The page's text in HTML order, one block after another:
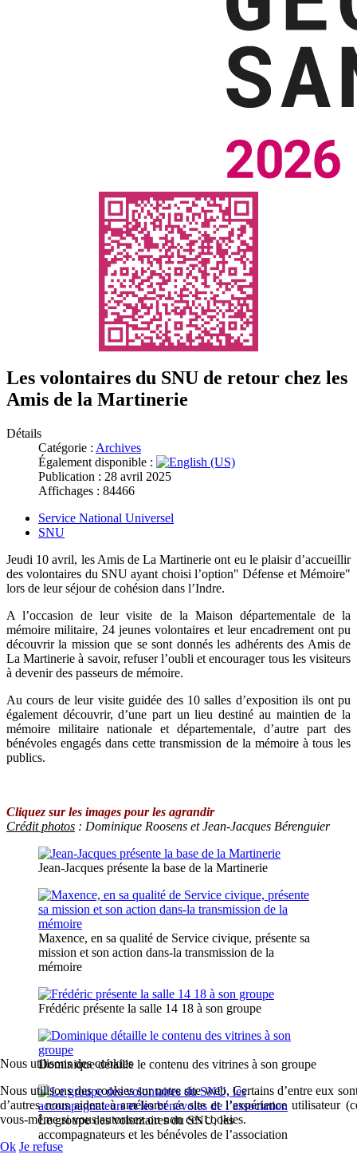
Les volontaires du SNU de retour chez les
Amis de la Martinerie
Détails
Catégorie : Archives
Également disponible :
Publication : 28 avril 2025
Affichages : 84466
Service National Universel
SNU
Jeudi 10 avril, les Amis de La Martinerie ont eu le plaisir d’accueillir
des volontaires du SNU ayant choisi l’option" Défense et Mémoire"
lors de leur séjour de cohésion dans l’Indre.
A l’occasion de leur visite de la Maison départementale de la
mémoire militaire, 24 jeunes volontaires et leur encadrement ont pu
découvrir la mission que se sont donnés les adhérents des Amis de
La Martinerie à savoir, refuser l’oubli et encourager tous les visiteurs
à devenir des passeurs de mémoire.
Au cours de leur visite guidée des 10 salles d’exposition ils ont pu
également découvrir, d’une part un lieu destiné au maintien de la
mémoire militaire nationale et départementale, d’autre part des
bénévoles engagés dans cette transmission de la mémoire à tous les
publics.
Cliquez sur les images pour les agrandir
Crédit photos : Dominique Roosens et Jean-Jacques Bérenguier
Jean-Jacques présente la base de la Martinerie
Maxence, en sa qualité de Service civique, présente sa
mission et son action dans-la transmission de la
mémoire
Frédéric présente la salle 14 18 à son groupe
Dominique détaille le contenu des vitrines à son groupe
Le groupe des volontaires du SNU, les
accompagnateurs et les bénévoles de l’association
Nous utilisons des cookies
Nous utilisons des cookies sur notre site web. Certains d’entre eux
d’autres nous aident à améliorer ce site et l’expérience utilisateur
vous-même si vous autorisez ou non ces cookies.
Ok Je refuse